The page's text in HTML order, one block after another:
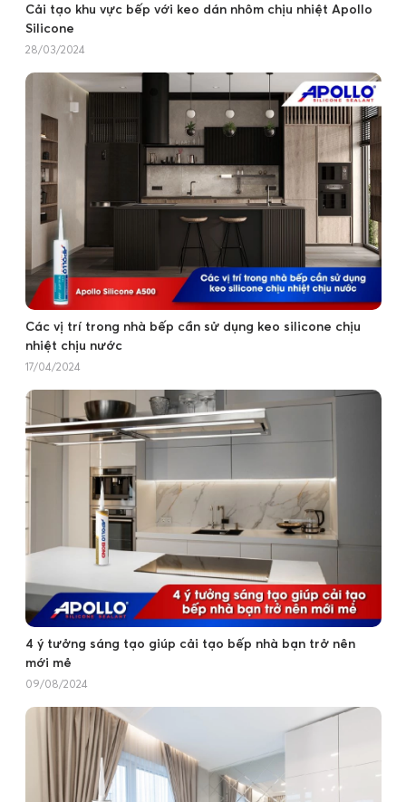
Cải tạo khu vực bếp với keo dán nhôm chịu nhiệt Apollo
Silicone
28/03/2024
Các vị trí trong nhà bếp cần sử dụng keo silicone chịu
nhiệt chịu nước
17/04/2024
4 ý tưởng sáng tạo giúp cải tạo bếp nhà bạn trở nên
mới mẻ
09/08/2024